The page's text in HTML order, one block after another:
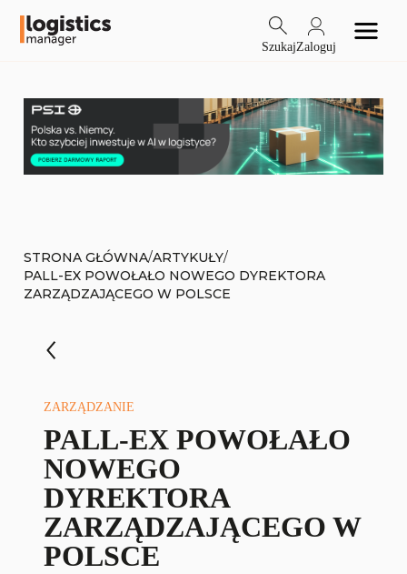
SzukajZaloguj
STRONA GŁÓWNA/ARTYKUŁY/
PALL-EX POWOŁAŁO NOWEGO DYREKTORA
ZARZĄDZAJĄCEGO W POLSCE
ZARZĄDZANIE
PALL-EX POWOŁAŁO
NOWEGO
DYREKTORA
ZARZĄDZAJĄCEGO W
POLSCE